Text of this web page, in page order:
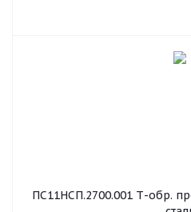
ПС11НСП.2700.001 Т-обр.